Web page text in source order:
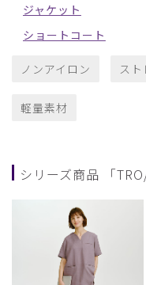
ジャケット
ショートコート
ノンアイロン ス
軽量素材
シリーズ商品 「